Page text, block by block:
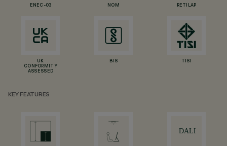
ENEC-03 NOM RETILAP
UK
CONFORMITY
ASSESSED
BIS TISI
KEY FEATURES